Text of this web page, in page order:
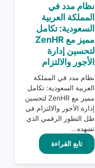
نظام مدد في
المملكة العربية
السعودية: تكامل
مميز مع ZenHR
لتحسين إدارة
الأجور والالتزام
نظام مدد في المملكة
العربية السعودية: تكامل
مميز مع ZenHR لتحسين
إدارة الأجور والالتزام في
ظل التطور الرقمي الذي
تشهده...
تابع القراءة